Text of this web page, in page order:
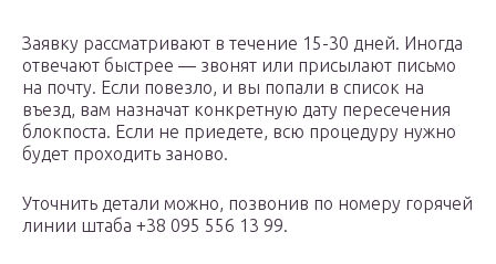
Заявку рассматривают в течение 15-30 дней. Иногда
отвечают быстрее — звонят или присылают письмо
на почту. Если повезло, и вы попали в список на
въезд, вам назначат конкретную дату пересечения
блокпоста. Если не приедете, всю процедуру нужно
будет проходить заново.
Уточнить детали можно, позвонив по номеру горячей
линии штаба +38 095 556 13 99.